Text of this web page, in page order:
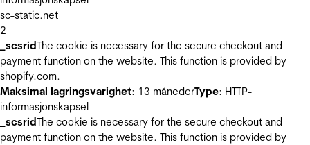
sc-static.net
2
_scsridThe cookie is necessary for the secure checkout and
payment function on the website. This function is provided by
shopify.com.
Maksimal lagringsvarighet: 13 månederType: HTTP-
informasjonskapsel
_scsridThe cookie is necessary for the secure checkout and
payment function on the website. This function is provided by